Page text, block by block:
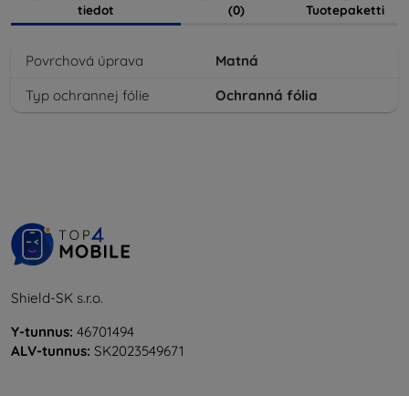
tiedot
(0)
Tuotepaketti
Povrchová úprava
Matná
Typ ochrannej fólie
Ochranná fólia
Shield-SK s.r.o.
Y-tunnus: 46701494
ALV-tunnus: SK2023549671